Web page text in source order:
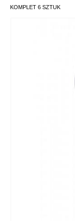
KOMPLET 6 SZTUK